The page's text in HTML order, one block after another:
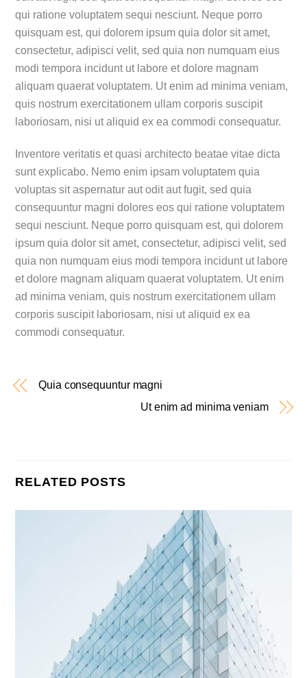
qui ratione voluptatem sequi nesciunt. Neque porro
quisquam est, qui dolorem ipsum quia dolor sit amet,
consectetur, adipisci velit, sed quia non numquam eius
modi tempora incidunt ut labore et dolore magnam
aliquam quaerat voluptatem. Ut enim ad minima veniam,
quis nostrum exercitationem ullam corporis suscipit
laboriosam, nisi ut aliquid ex ea commodi consequatur.
Inventore veritatis et quasi architecto beatae vitae dicta
sunt explicabo. Nemo enim ipsam voluptatem quia
voluptas sit aspernatur aut odit aut fugit, sed quia
consequuntur magni dolores eos qui ratione voluptatem
sequi nesciunt. Neque porro quisquam est, qui dolorem
ipsum quia dolor sit amet, consectetur, adipisci velit, sed
quia non numquam eius modi tempora incidunt ut labore
et dolore magnam aliquam quaerat voluptatem. Ut enim
ad minima veniam, quis nostrum exercitationem ullam
corporis suscipit laboriosam, nisi ut aliquid ex ea
commodi consequatur.
Quia consequuntur magni
Ut enim ad minima veniam
RELATED POSTS